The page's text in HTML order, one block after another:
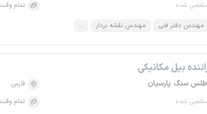
شده
تمام وقت
مهندس دفتر فنی مهندس نقشه بردار ...
بیل مکانیکی
سنگ پارسیان
شده
فارس
تمام وقت